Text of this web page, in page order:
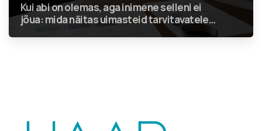
Kui abi on olemas, aga inimene selleni ei
jõua: mida näitas uimasteid tarvitavatele
inimestele suunatud teenuste analüüs?